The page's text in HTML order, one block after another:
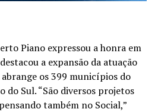
Piano expressou a honra em
a expansão da atuação
os 399 municípios do
do Sul. “São diversos projetos
também no Social,”